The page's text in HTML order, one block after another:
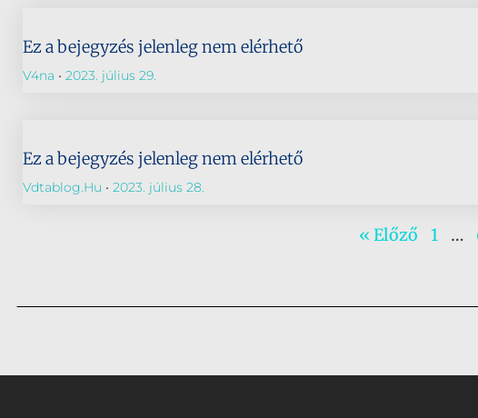
Ez a bejegyzés jelenleg nem elérhető
V4na 2023. július 29.
Ez a bejegyzés jelenleg nem elérhető
Vdtablog.hu 2023. július 28.
« Előző 1 …